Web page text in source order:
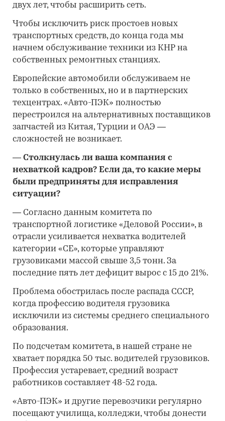
двух лет, чтобы расширить сеть.
Чтобы исключить риск простоев новых
транспортных средств, до конца года мы
начнем обслуживание техники из КНР на
собственных ремонтных станциях.
Европейские автомобили обслуживаем не
только в собственных, но и в партнерских
техцентрах. «Авто-ПЭК» полностью
перестроился на альтернативных поставщиков
запчастей из Китая, Турции и ОАЭ —
сложностей не возникает.
— Столкнулась ли ваша компания с
нехваткой кадров? Если да, то какие меры
были предприняты для исправления
ситуации?
— Согласно данным комитета по
транспортной логистике «Деловой России», в
отрасли усиливается нехватка водителей
категории «CE», которые управляют
грузовиками массой свыше 3,5 тонн. За
последние пять лет дефицит вырос с 15 до 21%.
Проблема обострилась после распада СССР,
когда профессию водителя грузовика
исключили из системы среднего специального
образования.
По подсчетам комитета, в нашей стране не
хватает порядка 50 тыс. водителей грузовиков.
Профессия устаревает, средний возраст
работников составляет 48-52 года.
«Авто-ПЭК» и другие перевозчики регулярно
посещают училища, колледжи, чтобы донести